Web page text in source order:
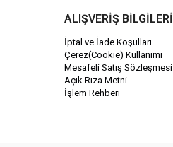
ALIŞVERİŞ BİLGİLERİ
İptal ve İade Koşulları
Çerez(Cookie) Kullanımı
Mesafeli Satış Sözleşmesi
Açık Rıza Metni
İşlem Rehberi